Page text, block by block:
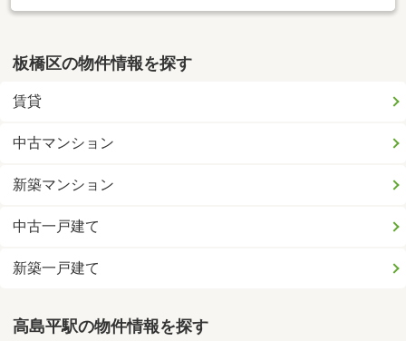
板橋区の物件情報を探す
賃貸
中古マンション
新築マンション
中古一戸建て
新築一戸建て
高島平駅の物件情報を探す